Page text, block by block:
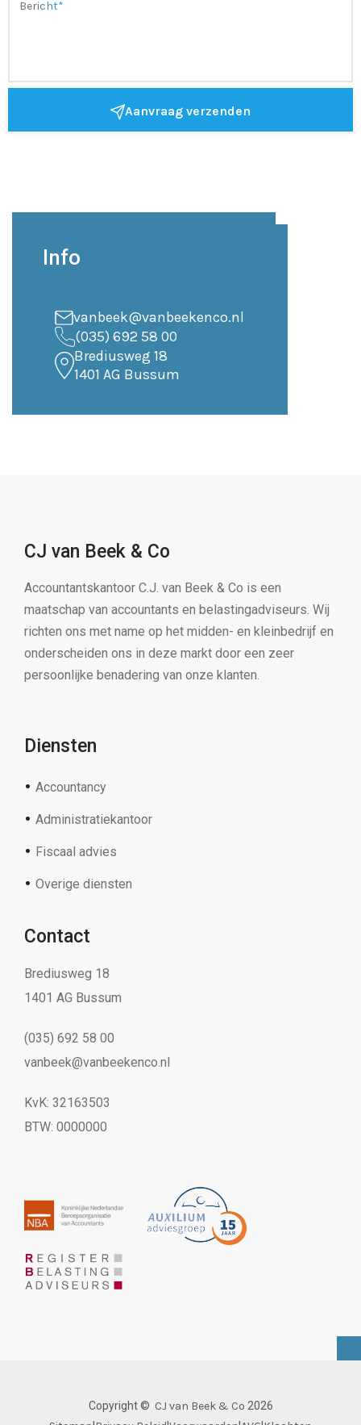
Aanvraag verzenden
Info
vanbeek@vanbeekenco.nl
(035) 692 58 00
Brediusweg 18
1401 AG Bussum
CJ van Beek & Co
Accountantskantoor C.J. van Beek & Co is een
maatschap van accountants en belastingadviseurs. Wij
richten ons met name op het midden- en kleinbedrijf en
onderscheiden ons in deze markt door een zeer
persoonlijke benadering van onze klanten.
Diensten
Accountancy
Administratiekantoor
Fiscaal advies
Overige diensten
Contact
Brediusweg 18
1401 AG Bussum
(035) 692 58 00
vanbeek@vanbeekenco.nl
KvK: 32163503
BTW: 0000000
Copyright © CJ van Beek & Co 2026